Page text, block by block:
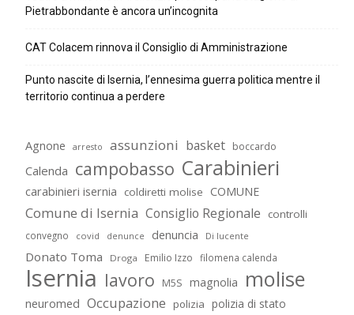
Pietrabbondante è ancora un’incognita
CAT Colacem rinnova il Consiglio di Amministrazione
Punto nascite di Isernia, l’ennesima guerra politica mentre il
territorio continua a perdere
Agnone arresto assunzioni basket boccardo
Calenda campobasso Carabinieri
carabinieri isernia coldiretti molise COMUNE
Comune di Isernia Consiglio Regionale controlli
convegno covid denunce denuncia Di lucente
Donato Toma Droga Emilio Izzo filomena calenda
Isernia lavoro M5S magnolia molise
neuromed Occupazione polizia polizia di stato